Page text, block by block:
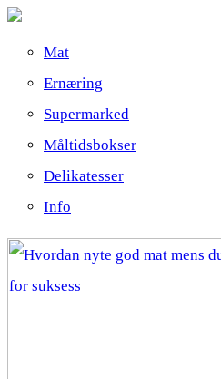
Mat
Ernæring
Supermarked
Måltidsbokser
Delikatesser
Info